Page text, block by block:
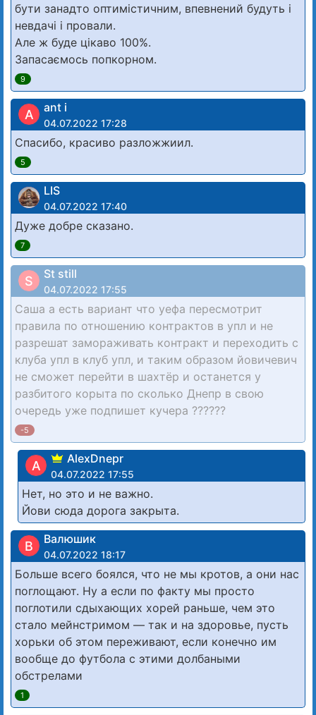
бути занадто оптимістичним, впевнений будуть і
невдачі і провали.
Але ж буде цікаво 100%.
Запасаємось попкорном.
9
A ant i
04.07.2022 17:28
Спасибо, красиво разложжиил.
5
LIS
04.07.2022 17:40
Дуже добре сказано.
7
S St still
04.07.2022 17:55
Саша а есть вариант что уефа пересмотрит
правила по отношению контрактов в упл и не
разрешат замораживать контракт и переходить с
клуба упл в клуб упл, и таким образом йовичевич
не сможет перейти в шахтёр и останется у
разбитого корыта по сколько Днепр в свою
очередь уже подпишет кучера ??????
-5
A AlexDnepr
04.07.2022 17:55
Нет, но это и не важно.
Йови сюда дорога закрыта.
В Валюшик
04.07.2022 18:17
Больше всего боялся, что не мы кротов, а они нас
поглощают. Ну а если по факту мы просто
поглотили сдыхающих хорей раньше, чем это
стало мейнстримом — так и на здоровье, пусть
хорьки об этом переживают, если конечно им
вообще до футбола с этими долбаными
обстрелами
1